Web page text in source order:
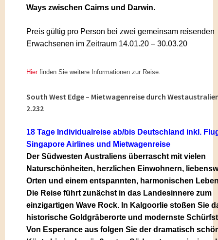
Ways zwischen Cairns und Darwin.
Preis gültig pro Person bei zwei gemeinsam reisenden
Erwachsenen im Zeitraum 14.01.20 – 30.03.20
Hierfinden Sie weitere Informationen zur Reise.
South West Edge – Mietwagenreise durch
2.232
18 Tage Individualreise ab/bis Deutschland inkl.
Singapore Airlines und Mietwagenreise
Der Südwesten Australiens überrascht mit vielen
Naturschönheiten, herzlichen Einwohnern,
Orten und einem entspannten, harmonischen
Die Reise führt zunächst in das Landesinnere zum
einzigartigen Wave Rock. In Kalgoorlie stoßen Sie
historische Goldgräberorte und modernste
Von Esperance aus folgen Sie der dramatisch